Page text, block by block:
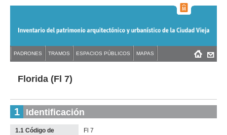
navigation
Back
topFlorida (Fl 7)
1 Identificación
1.1 Código de
Fl 7
Back
to Menú
PADRONES TRAMOS ESPACIOS PÚBLICOS MAPAS